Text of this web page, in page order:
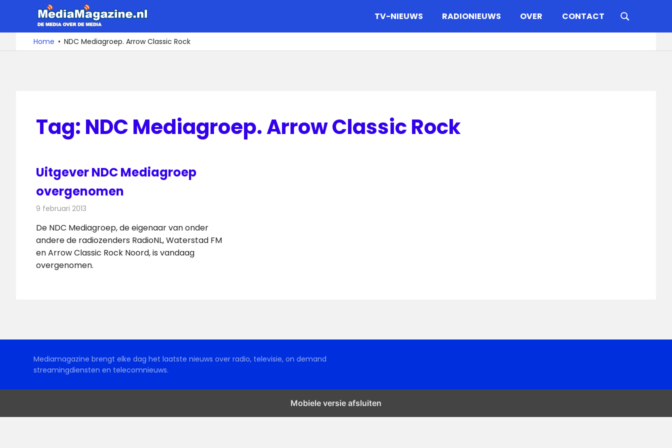
de
De
media
over
TV-NIEUWS RADIONIEUWS OVER CONTACT
Home NDC Mediagroep. Arrow Classic Rock
Tag: NDC Mediagroep. Arrow Classic Rock
Uitgever NDC Mediagroep
overgenomen
9 februari 2013
De NDC Mediagroep, de eigenaar van onder
andere de radiozenders RadioNL, Waterstad FM
en Arrow Classic Rock Noord, is vandaag
overgenomen.
Mediamagazine brengt elke dag het laatste nieuws over radio, televisie, on demand
streamingdiensten en telecomnieuws.
Mobiele versie afsluiten